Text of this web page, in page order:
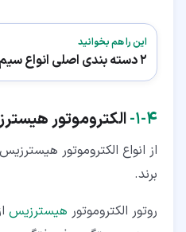
این را هم بخوانید
2 دسته بندی اصلی انواع سیم پیچی موتور
۴‏-‏۱‏- الکتروموتور
از انواع الکتروموتور
برند.
روتور الکتروموتور هیسترزیس